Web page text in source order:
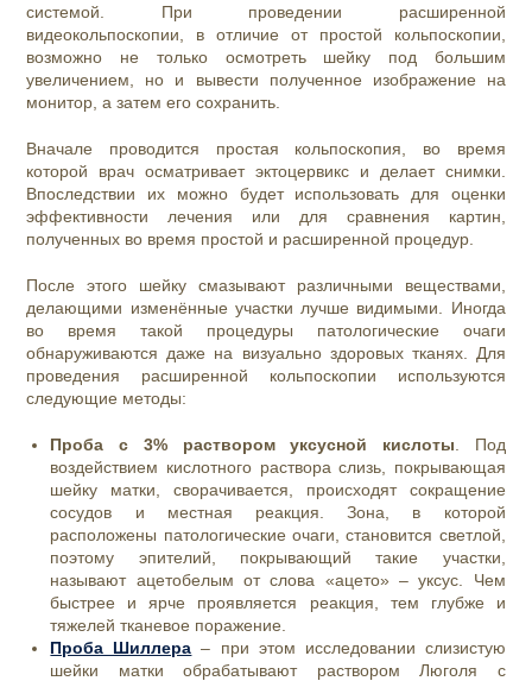
системой. При проведении расширенной
видеокольпоскопии, в отличие от простой кольпоскопии,
возможно не только осмотреть шейку под большим
увеличением, но и вывести полученное изображение на
монитор, а затем его сохранить.
Вначале проводится простая кольпоскопия, во время
которой врач осматривает эктоцервикс и делает снимки.
Впоследствии их можно будет использовать для оценки
эффективности лечения или для сравнения картин,
полученных во время простой и расширенной процедур.
После этого шейку смазывают различными веществами,
делающими изменённые участки лучше видимыми. Иногда
во время такой процедуры патологические очаги
обнаруживаются даже на визуально здоровых тканях. Для
проведения расширенной кольпоскопии используются
следующие методы:
Проба с 3% раствором уксусной кислоты . Под
воздействием кислотного раствора слизь, покрывающая
шейку матки, сворачивается, происходят сокращение
сосудов и местная реакция. Зона, в которой
расположены патологические очаги, становится светлой,
поэтому эпителий, покрывающий такие участки,
называют ацетобелым от слова «ацето» – уксус. Чем
быстрее и ярче проявляется реакция, тем глубже и
тяжелей тканевое поражение.
Проба Шиллера – при этом исследовании слизистую
шейки матки обрабатывают раствором Люголя с